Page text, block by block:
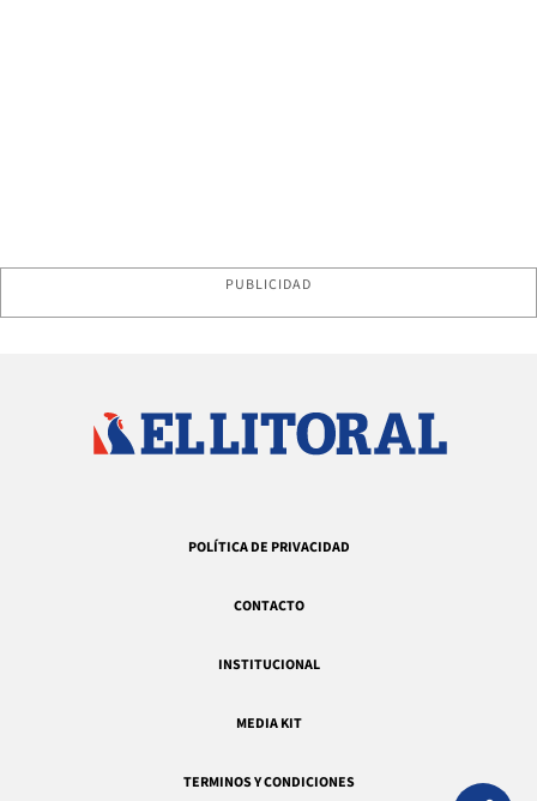
PUBLICIDAD
POLÍTICA DE PRIVACIDAD
CONTACTO
INSTITUCIONAL
MEDIA KIT
TERMINOS Y CONDICIONES